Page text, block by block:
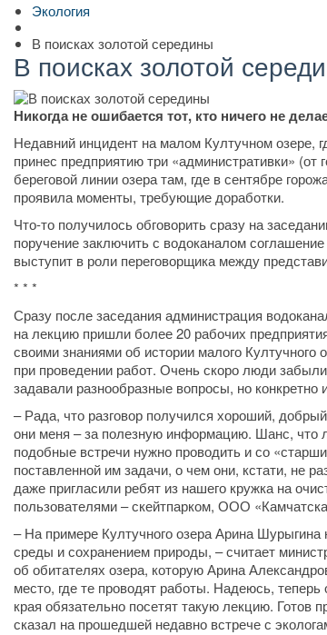
Экология
В поисках золотой середины
В поисках золотой
Никогда не ошибается тот, кто ничего не
Недавний инцидент на малом Култучном озере,
принес предприятию три «административки»
береговой линии озера там, где в сентябре
проявила моменты, требующие доработки.
Что-то получилось обговорить сразу на
поручение заключить с водоканалом
выступит в роли переговорщика между
* * *
Сразу после заседания администрация
на лекцию пришли более 20 рабочих
своими знаниями об истории малого
при проведении работ. Очень скоро люди
задавали разнообразные вопросы, но
– Рада, что разговор получился хороший,
они меня – за полезную информацию. Шанс, что
подобные встречи нужно проводить и со
поставленной им задачи, о чем они, кстати, не
даже пригласили ребят из нашего кружка на
пользователями – скейтпарком, ООО
– На примере Култучного озера Арина
среды и сохранением природы, – считает
об обитателях озера, которую Арина
место, где те проводят работы. Надеюсь,
края обязательно посетят такую лекцию. Готов
сказал на прошедшей недавно встрече с